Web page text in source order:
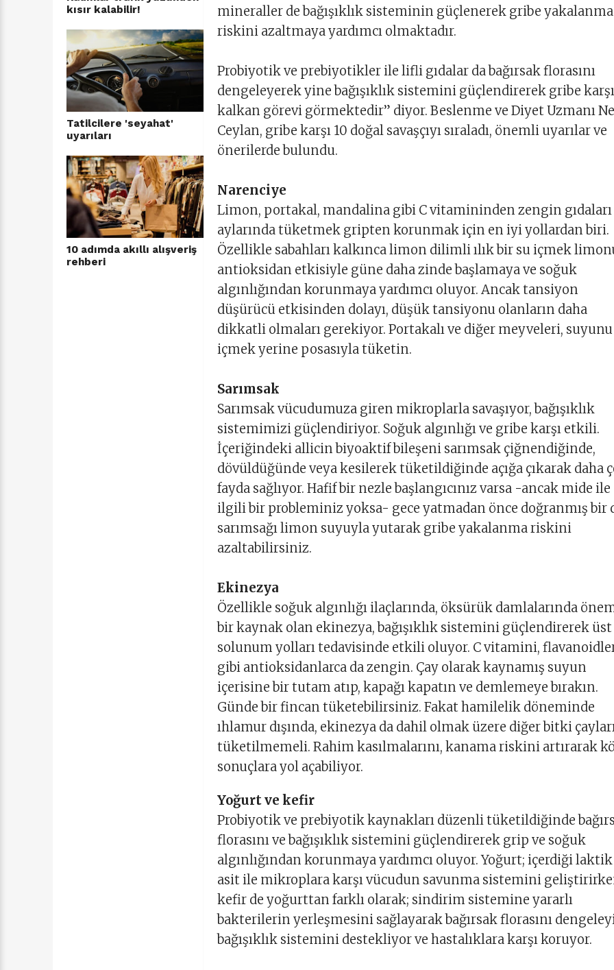
kısır kalabilir!
Tatilcilere 'seyahat'
uyarıları
10 adımda akıllı alışveriş
rehberi
mineraller de bağışıklık sisteminin güçlenerek gribe yakalanma
riskini azaltmaya yardımcı olmaktadır.
Probiyotik ve prebiyotikler ile lifli gıdalar da bağırsak florasını
dengeleyerek yine bağışıklık sistemini güçlendirerek gribe karşı
kalkan görevi görmektedir” diyor. Beslenme ve Diyet Uzmanı
Ceylan, gribe karşı 10 doğal savaşçıyı sıraladı, önemli uyarılar ve
önerilerde bulundu.
Narenciye
Limon, portakal, mandalina gibi C vitamininden zengin gıdaları
aylarında tüketmek gripten korunmak için en iyi yollardan biri.
Özellikle sabahları kalkınca limon dilimli ılık bir su içmek
antioksidan etkisiyle güne daha zinde başlamaya ve soğuk
algınlığından korunmaya yardımcı oluyor. Ancak tansiyon
düşürücü etkisinden dolayı, düşük tansiyonu olanların daha
dikkatli olmaları gerekiyor. Portakalı ve diğer meyveleri, suyunu
içmek yerine posasıyla tüketin.
Sarımsak
Sarımsak vücudumuza giren mikroplarla savaşıyor, bağışıklık
sistemimizi güçlendiriyor. Soğuk algınlığı ve gribe karşı etkili.
İçeriğindeki allicin biyoaktif bileşeni sarımsak çiğnendiğinde,
dövüldüğünde veya kesilerek tüketildiğinde açığa çıkarak daha
fayda sağlıyor. Hafif bir nezle başlangıcınız varsa -ancak mide ile
ilgili bir probleminiz yoksa- gece yatmadan önce doğranmış bir
sarımsağı limon suyuyla yutarak gribe yakalanma riskini
azaltabilirsiniz.
Ekinezya
Özellikle soğuk algınlığı ilaçlarında, öksürük damlalarında
bir kaynak olan ekinezya, bağışıklık sistemini güçlendirerek üst
solunum yolları tedavisinde etkili oluyor. C vitamini,
gibi antioksidanlarca da zengin. Çay olarak kaynamış suyun
içerisine bir tutam atıp, kapağı kapatın ve demlemeye bırakın.
Günde bir fincan tüketebilirsiniz. Fakat hamilelik döneminde
ıhlamur dışında, ekinezya da dahil olmak üzere diğer bitki
tüketilmemeli. Rahim kasılmalarını, kanama riskini artırarak
sonuçlara yol açabiliyor.
Yoğurt ve kefir
Probiyotik ve prebiyotik kaynakları düzenli tüketildiğinde
florasını ve bağışıklık sistemini güçlendirerek grip ve soğuk
algınlığından korunmaya yardımcı oluyor. Yoğurt; içerdiği laktik
asit ile mikroplara karşı vücudun savunma sistemini
kefir de yoğurttan farklı olarak; sindirim sistemine yararlı
bakterilerin yerleşmesini sağlayarak bağırsak florasını
bağışıklık sistemini destekliyor ve hastalıklara karşı koruyor.